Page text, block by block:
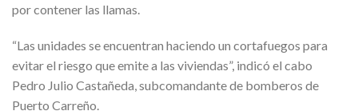
por contener las llamas.
“Las unidades se encuentran haciendo un cortafuegos para
evitar el riesgo que emite a las viviendas”, indicó el cabo
Pedro Julio Castañeda, subcomandante de bomberos de
Puerto Carreño.